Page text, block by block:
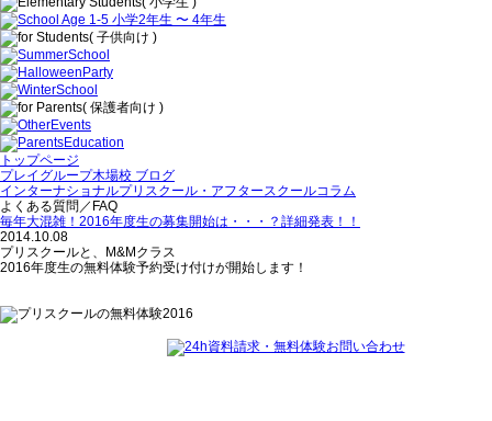
トップページ
プレイグループ木場校 ブログ
インターナショナルプリスクール・アフタースクールコラム
よくある質問／FAQ
毎年大混雑！2016年度生の募集開始は・・・？詳細発表！！
2014.10.08
プリスクールと、M&Mクラス
2016年度生の無料体験予約受け付けが開始します！